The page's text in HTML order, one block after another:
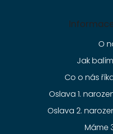
O
Jak
Co o nás
Oslava 1.
Oslava 2.
Máme